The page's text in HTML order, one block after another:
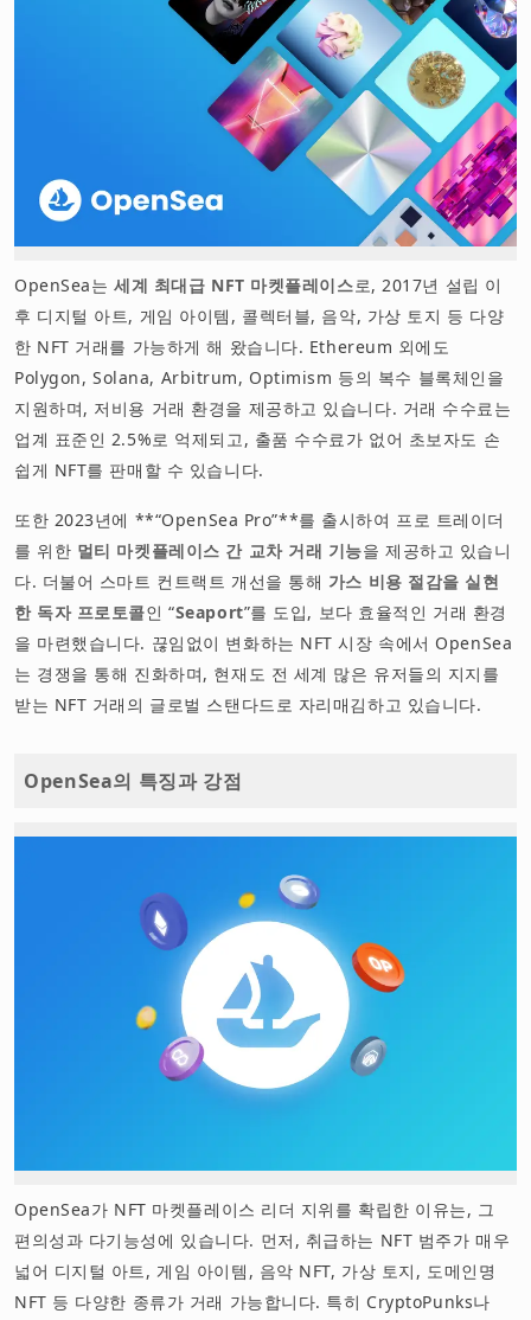
OpenSea는세계 최대급 NFT 마켓플레이스로, 2017년 설립 이
후 디지털 아트, 게임 아이템, 콜렉터블, 음악, 가상 토지 등 다양
한 NFT 거래를 가능하게 해 왔습니다. Ethereum 외에도
Polygon, Solana, Arbitrum, Optimism 등의 복수 블록체인을
지원하며, 저비용 거래 환경을 제공하고 있습니다. 거래 수수료는
업계 표준인 2.5%로 억제되고, 출품 수수료가 없어 초보자도 손
쉽게 NFT를 판매할 수 있습니다.
또한 2023년에 **“OpenSea Pro”**를 출시하여 프로 트레이더
를 위한 멀티 마켓플레이스 간 교차 거래 기능을 제공하고 있습니
다. 더불어 스마트 컨트랙트 개선을 통해 가스 비용 절감을 실현
한 독자 프로토콜인 “Seaport”를 도입, 보다 효율적인 거래 환경
을 마련했습니다. 끊임없이 변화하는 NFT 시장 속에서 OpenSea
는 경쟁을 통해 진화하며, 현재도 전 세계 많은 유저들의 지지를
받는 NFT 거래의 글로벌 스탠다드로 자리매김하고 있습니다.
OpenSea의 특징과 강점
OpenSea가 NFT 마켓플레이스 리더 지위를 확립한 이유는, 그
편의성과 다기능성에 있습니다. 먼저, 취급하는 NFT 범주가 매우
넓어 디지털 아트, 게임 아이템, 음악 NFT, 가상 토지, 도메인명
NFT 등 다양한 종류가 거래 가능합니다. 특히 CryptoPunks나